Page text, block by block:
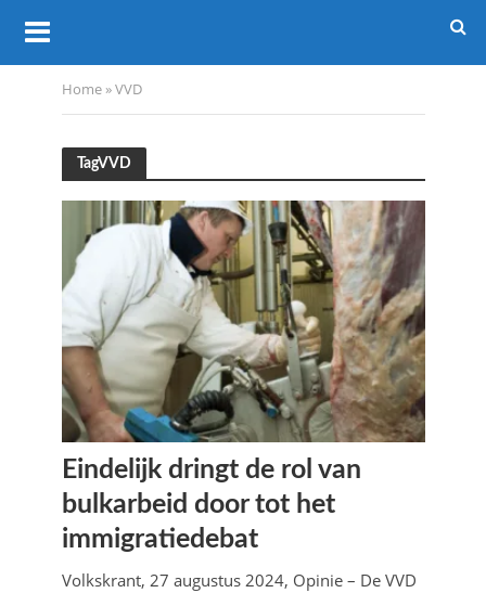
Home»VVD
TagVVD
Eindelijk dringt de rol van
bulkarbeid door tot het
immigratiedebat
Volkskrant, 27 augustus 2024, Opinie – De VVD